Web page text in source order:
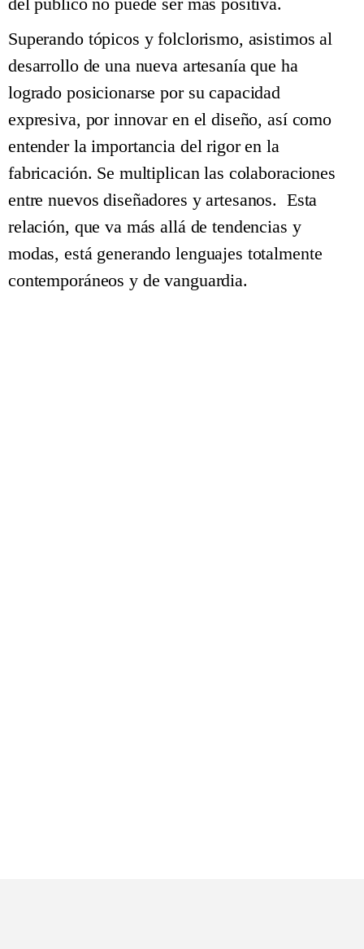
Superando tópicos y folclorismo, asistimos al
desarrollo de una nueva artesanía que ha
logrado posicionarse por su capacidad
expresiva, por innovar en el diseño, así como
entender la importancia del rigor en la
fabricación. Se multiplican las colaboraciones
entre nuevos diseñadores y artesanos. Esta
relación, que va más allá de tendencias y
modas, está generando lenguajes totalmente
contemporáneos y de vanguardia.